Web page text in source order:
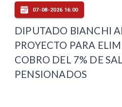
07-08-2026 16:00
DIPUTADO BIANCHI
PROYECTO PARA
COBRO DEL 7% DE
PENSIONADOS